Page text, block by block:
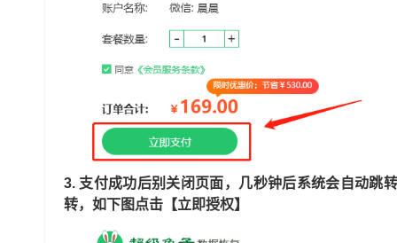
3. 支付成功后别关闭页面，几秒钟后系统会自动跳
转，如下图点击【立即授权】